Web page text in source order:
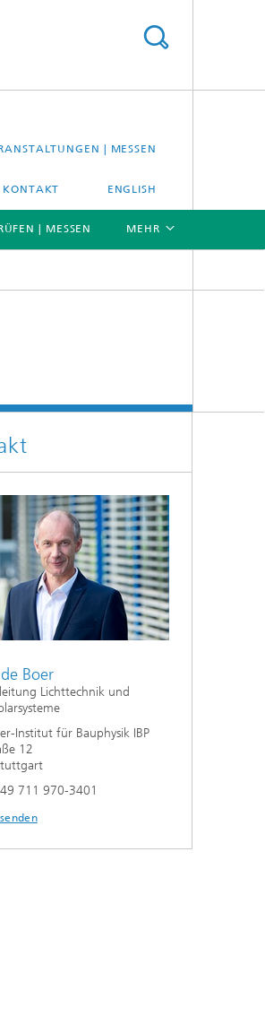
| MESSEN
KONTAKT ENGLISH
®
und
Modellierung
Umsetzung
| MESSEN MEHR
Boer
Lichttechnik und
Institut für Bauphysik IBP
12
711 970-3401